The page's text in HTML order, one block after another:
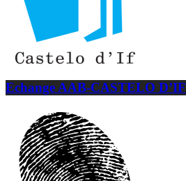
Echange AAB-CASTELO D’IF